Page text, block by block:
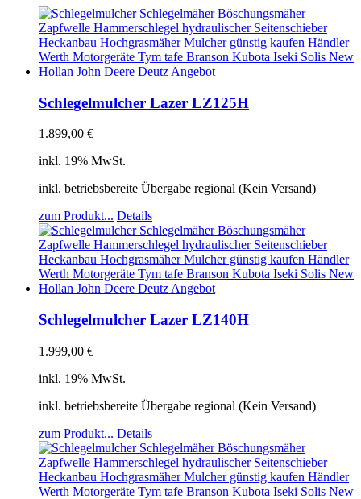
Schlegelmulcher Lazer LZ125H
1.899,00 €
inkl. 19% MwSt.
inkl. betriebsbereite Übergabe regional (Kein Versand)
zum Produkt... Details
Schlegelmulcher Lazer LZ140H
1.999,00 €
inkl. 19% MwSt.
inkl. betriebsbereite Übergabe regional (Kein Versand)
zum Produkt... Details